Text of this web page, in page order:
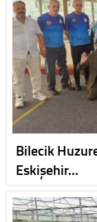
Bilecik
Eskişehir…